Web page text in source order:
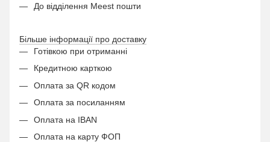
До відділення Meest пошти
Більше інформації про доставку
Готівкою при отриманні
Кредитною карткою
Оплата за QR кодом
Оплата за посиланням
Оплата на IBAN
Оплата на карту ФОП